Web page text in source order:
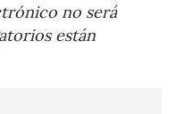
no será
están